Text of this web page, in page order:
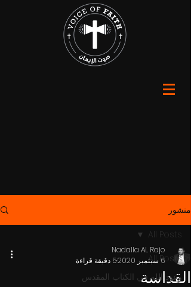
منشور
All Posts
وعود الله في الكتاب المقدس
All Posts
القداسة
Nadalla AL Rajo
6 سبتمبر 2020
5 دقيقة قراءة